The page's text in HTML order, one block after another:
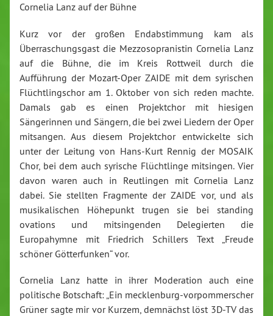
Cornelia Lanz auf der Bühne
Kurz vor der großen Endabstimmung kam als
Überraschungsgast die Mezzosopranistin Cornelia Lanz
auf die Bühne, die im Kreis Rottweil durch die
Aufführung der Mozart-Oper ZAIDE mit dem syrischen
Flüchtlingschor am 1. Oktober von sich reden machte.
Damals gab es einen Projektchor mit hiesigen
Sängerinnen und Sängern, die bei zwei Liedern der Oper
mitsangen. Aus diesem Projektchor entwickelte sich
unter der Leitung von Hans-Kurt Rennig der MOSAIK
Chor, bei dem auch syrische Flüchtlinge mitsingen. Vier
davon waren auch in Reutlingen mit Cornelia Lanz
dabei. Sie stellten Fragmente der ZAIDE vor, und als
musikalischen Höhepunkt trugen sie bei standing
ovations und mitsingenden Delegierten die
Europahymne mit Friedrich Schillers Text „Freude
schöner Götterfunken“ vor.
Cornelia Lanz hatte in ihrer Moderation auch eine
politische Botschaft: „Ein mecklenburg-vorpommerscher
Grüner sagte mir vor Kurzem, demnächst löst 3D-TV das